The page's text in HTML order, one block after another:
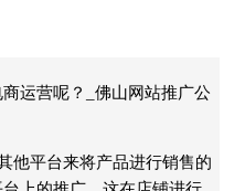
运营呢？_佛山网站推广公
他平台来将产品进行销售的